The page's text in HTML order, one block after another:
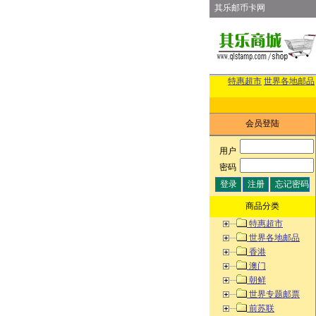
其乐邮币卡网
特惠超市 世界各地邮品
会员登陆
用户:
密码:
商品分类
特惠超市
世界各地邮品
香港
澳门
朝鲜
世界专题邮票
前苏联